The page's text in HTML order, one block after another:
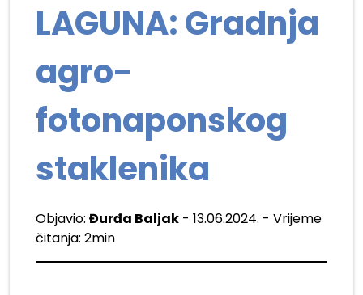
LAGUNA: Gradnja
agro-
fotonaponskog
staklenika
Objavio: Đurđa Baljak - 13.06.2024. - Vrijeme
čitanja: 2min